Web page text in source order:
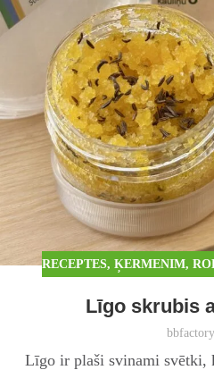
RECEPTES, ĶERMENIM,
Līgo skrubis
bbfactory
Līgo ir plaši svinami svētki,